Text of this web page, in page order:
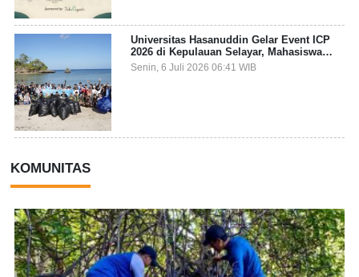
Universitas Hasanuddin Gelar Event ICP
2026 di Kepulauan Selayar, Mahasiswa
dari 27 Negara Jadi Partisipan
Senin, 6 Juli 2026 06:41 WIB
KOMUNITAS